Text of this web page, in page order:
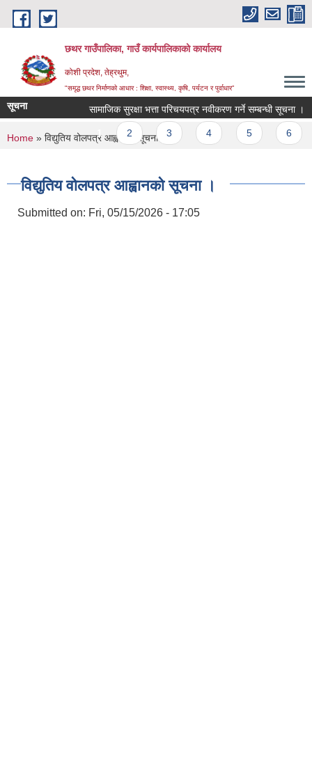
Skip to main content
छथर गाउँपालिका, गाउँ कार्यपालिकाको कार्यालय
कोशी प्रदेश, तेह्रथुम,
"समृद्ध छथर निर्माणको आधार : शिक्षा, स्वास्थ्य, कृषि, पर्यटन र पुर्वाधार”
सूचना सामाजिक सुरक्षा भत्ता परिचयपत्र नवीकरण गर्ने सम्बन्धी सूचना ।
Pages
1 2 3
You are here
Home » विद्युतिय वोलपत्र आह्वानको सूचना ।
विद्युतिय वोलपत्र आह्वानको सूचना ।
Submitted on: Fri, 05/15/2026 - 17:05